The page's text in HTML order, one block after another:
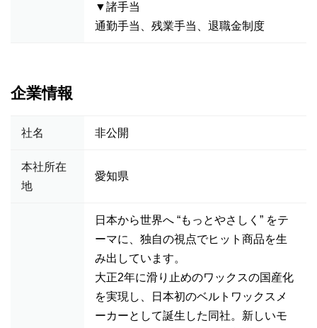
▼諸手当
通勤手当、残業手当、退職金制度
企業情報
社名 非公開
本社所在
地
愛知県
日本から世界へ “もっとやさしく” をテ
ーマに、独自の視点でヒット商品を生
み出しています。
大正2年に滑り止めのワックスの国産化
を実現し、日本初のベルトワックスメ
ーカーとして誕生した同社。新しいモ